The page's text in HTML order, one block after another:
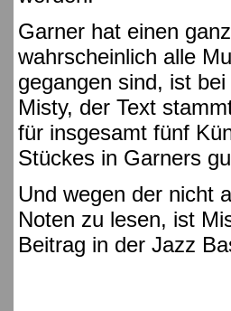
Garner hat einen
wahrscheinlich alle
gegangen sind, ist
Misty, der Text
für insgesamt fünf
Stückes in Garners
Und wegen der nicht
Noten zu lesen, ist
Beitrag in der Jazz